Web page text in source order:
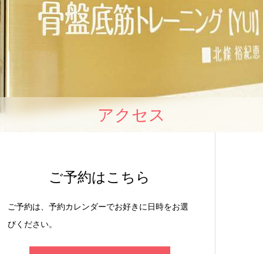
アクセス
ご予約はこちら
ご予約は、予約カレンダーでお好きに日時をお選
びください。